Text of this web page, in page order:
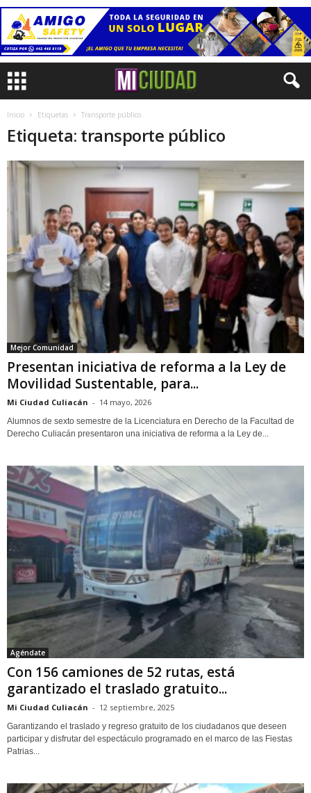
Inicio Etiquetas Transporte público
Etiqueta: transporte público
Mejor Comunidad
Presentan iniciativa de reforma a la Ley de
Movilidad Sustentable, para...
Mi Ciudad Culiacán - 14 mayo, 2026
Alumnos de sexto semestre de la Licenciatura en Derecho de la Facultad de
Derecho Culiacán presentaron una iniciativa de reforma a la Ley de...
Agéndate
Con 156 camiones de 52 rutas, está
garantizado el traslado gratuito...
Mi Ciudad Culiacán - 12 septiembre, 2025
Garantizando el traslado y regreso gratuito de los ciudadanos que deseen
participar y disfrutar del espectáculo programado en el marco de las Fiestas
Patrias...